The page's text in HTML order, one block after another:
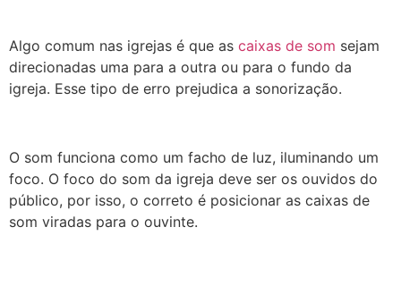
Algo comum nas igrejas é que as caixas de som sejam
direcionadas uma para a outra ou para o fundo da
igreja. Esse tipo de erro prejudica a sonorização.
O som funciona como um facho de luz, iluminando um
foco. O foco do som da igreja deve ser os ouvidos do
público, por isso, o correto é posicionar as caixas de
som viradas para o ouvinte.